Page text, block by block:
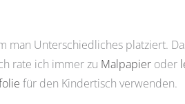
man Unterschiedliches platziert.
rate ich immer zu Malpapier oder
für den Kindertisch verwenden.